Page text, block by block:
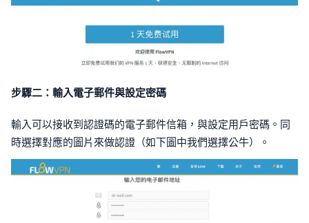
步驟二：輸入電子郵件與設定密碼
輸入可以接收到認證碼的電子郵件信箱，與設定用戶密碼。同
時選擇對應的圖片來做認證（如下圖中我們選擇公牛）。